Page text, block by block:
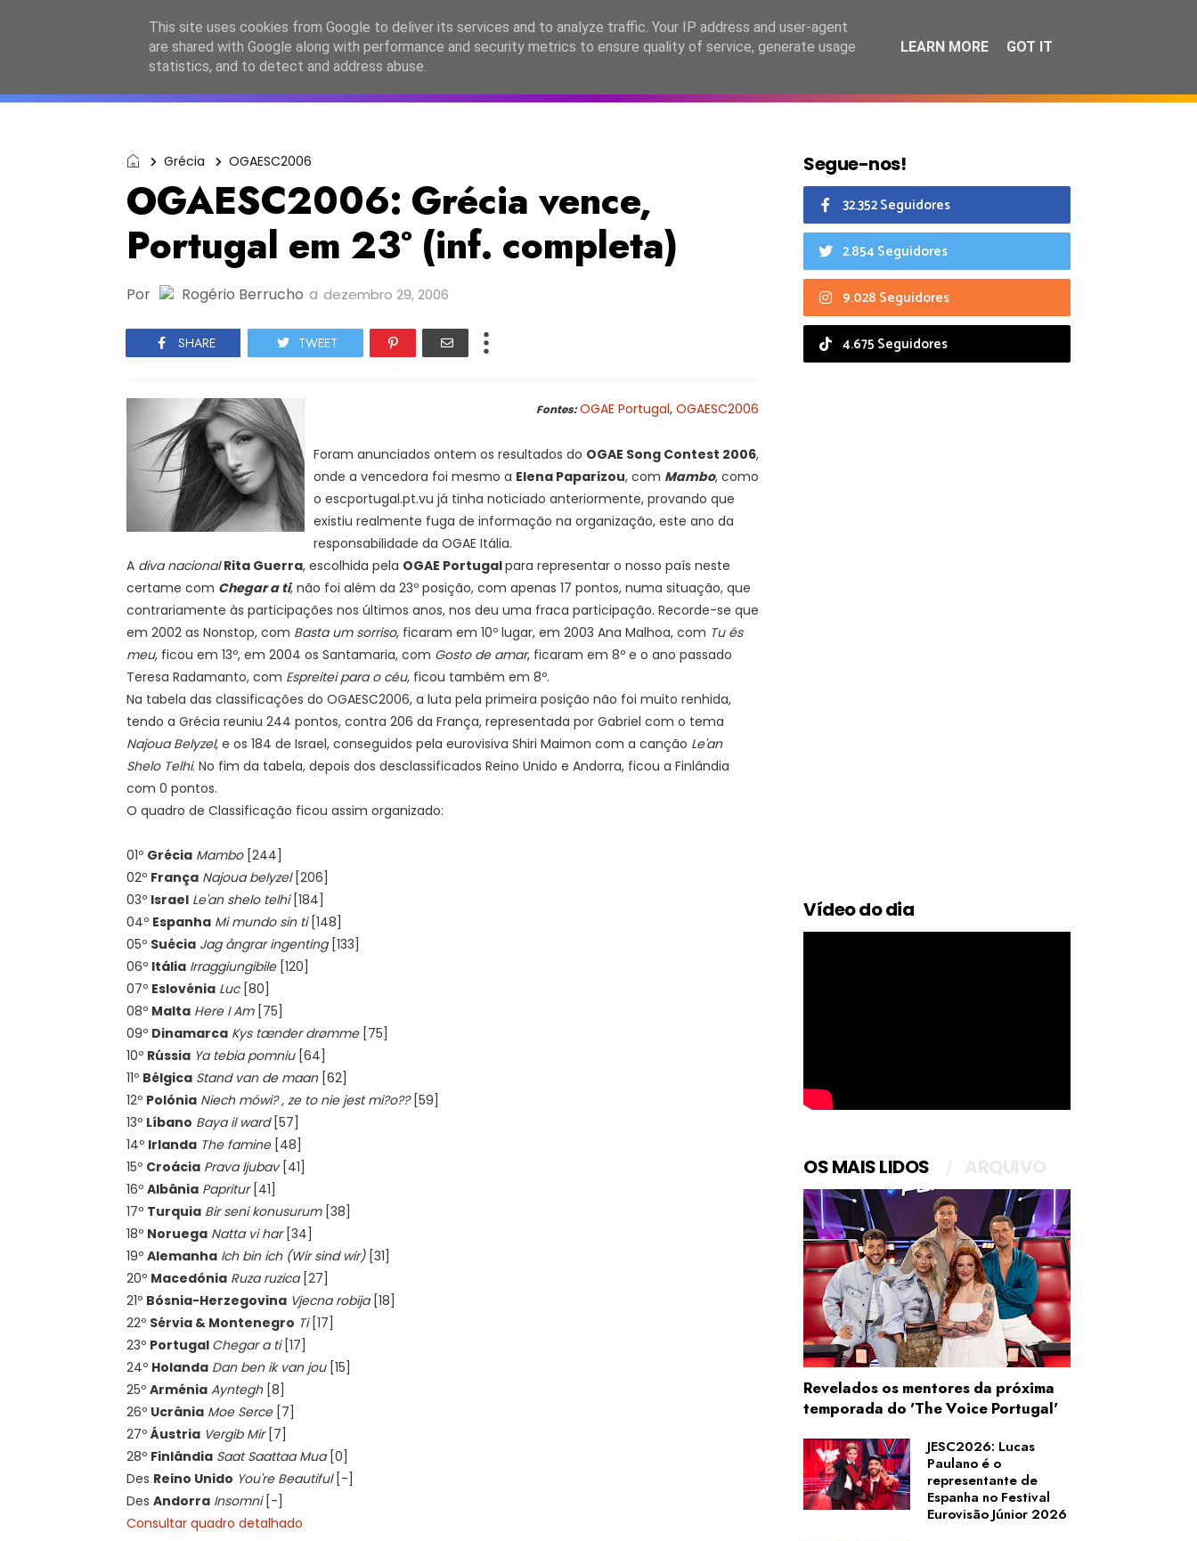
ESC2027 JESC2026 FC2026 EASC2026 PORTUGAL LANÇAMENTOS ESPECIAIS CALENDÁRIO
Grécia OGAESC2006
OGAESC2006: Grécia vence,
Portugal em 23º (inf. completa)
Por Rogério Berrucho a dezembro 29, 2006
SHARE TWEET
Fontes: OGAE Portugal, OGAESC2006
Foram anunciados ontem os resultados do OGAE Song Contest 2006,
onde a vencedora foi mesmo a Elena Paparizou, com Mambo, como
o escportugal.pt.vu já tinha noticiado anteriormente, provando que
existiu realmente fuga de informação na organização, este ano da
responsabilidade da OGAE Itália.
A diva nacional Rita Guerra, escolhida pela OGAE Portugalpara representar o nosso país neste
certame com Chegar a ti, não foi além da 23º posição, com apenas 17 pontos, numa situação, que
contrariamente às participações nos últimos anos, nos deu uma fraca participação. Recorde-se que
em 2002 as Nonstop, com Basta um sorriso, ficaram em 10º lugar, em 2003 Ana Malhoa, com Tu és
meu, ficou em 13º, em 2004 os Santamaria, com Gosto de amar, ficaram em 8º e o ano passado
Teresa Radamanto, com Espreitei para o céu, ficou também em 8º.
Na tabela das classificações do OGAESC2006, a luta pela primeira posição não foi muito renhida,
tendo a Grécia reuniu 244 pontos, contra 206 da França, representada por Gabriel com o tema
Najoua Belyzel, e os 184 de Israel, conseguidos pela eurovisiva Shiri Maimon com a canção Le'an
Shelo Telhi. No fim da tabela, depois dos desclassificados Reino Unido e Andorra, ficou a Finlândia
com 0 pontos.
O quadro de Classificação ficou assim organizado:
01º Grécia Mambo[244]
02º França Najoua belyzel[206]
03º Israel Le'an shelo telhi[184]
04º Espanha Mi mundo sin ti[148]
05º Suécia Jag ångrar ingenting[133]
06º Itália Irraggiungibile[120]
07º Eslovénia Luc[80]
08º Malta Here I Am[75]
09º Dinamarca Kys tænder drømme[75]
10º Rússia Ya tebia pomniu[64]
11º Bélgica Stand van de maan[62]
12º Polónia Niech mówi? , ze to nie jest mi?o??[59]
13º Líbano Baya il ward[57]
14º Irlanda The famine[48]
15º Croácia Prava ljubav[41]
16º Albânia Papritur[41]
17º Turquia Bir seni konusurum[38]
18º Noruega Natta vi har[34]
19º Alemanha Ich bin ich (Wir sind wir)[31]
20º Macedónia Ruza ruzica[27]
21º Bósnia-Herzegovina Vjecna robija[18]
22º Sérvia & Montenegro Ti [17]
23º Portugal Chegar a ti[17]
24º Holanda Dan ben ik van jou[15]
25º Arménia Ayntegh [8]
26º Ucrânia Moe Serce[7]
27º Áustria Vergib Mir[7]
28º Finlândia Saat Saattaa Mua[0]
Des Reino Unido You're Beautiful[-]
Des Andorra Insomni[-]
Consultar quadro detalhado
Segue-nos!
32.352 Seguidores
2.854 Seguidores
9.028 Seguidores
4.675 Seguidores
Vídeo do dia
OS MAIS LIDOS
Revelados os mentores da próxima
temporada do 'The Voice Portugal'
JESC2026: Lucas
Paulano é o
representante de
Espanha no Festival
Eurovisão Júnior 2026
This site uses cookies from Google to deliver its services and to analyze traffic. Your IP address and user-agent
are shared with Google along with performance and security metrics to ensure quality of service, generate usage
statistics, and to detect and address abuse.
LEARN MORE GOT IT